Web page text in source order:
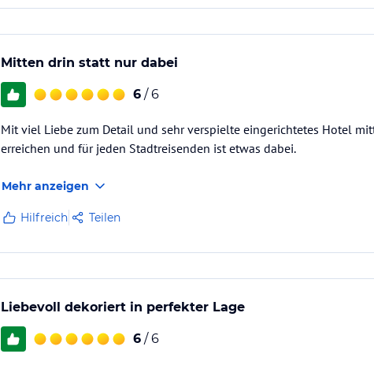
Mitten drin statt nur dabei
6 / 6
Mit viel Liebe zum Detail und sehr verspielte eingerichtetes Hotel
erreichen und für jeden Stadtreisenden ist etwas dabei.
Mehr anzeigen
Hilfreich Teilen
Liebevoll dekoriert in perfekter Lage
6 / 6